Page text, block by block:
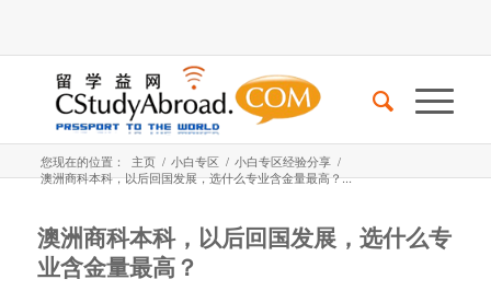
您现在的位置： 主页 / 小白专区 / 小白专区经验分享 /
澳洲商科本科，以后回国发展，选什么专业含金量最高？...
澳洲商科本科，以后回国发展，选什么专
业含金量最高？